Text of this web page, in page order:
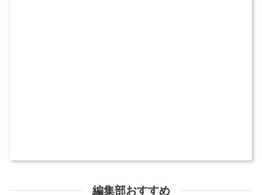
編集部おすすめ